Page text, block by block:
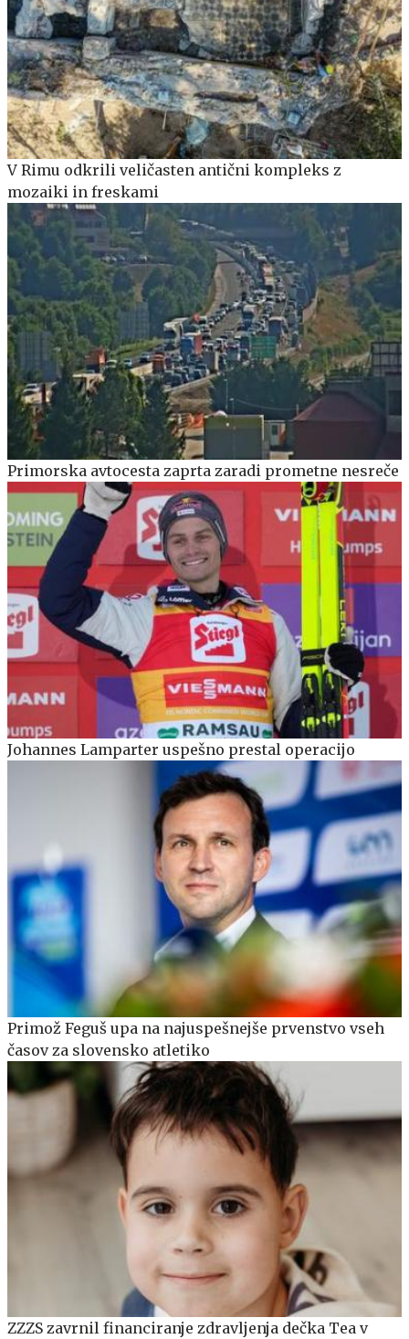
V Rimu odkrili veličasten antični kompleks z
mozaiki in freskami
Primorska avtocesta zaprta zaradi prometne nesreče
Johannes Lamparter uspešno prestal operacijo
Primož Feguš upa na najuspešnejše prvenstvo vseh
časov za slovensko atletiko
ZZZS zavrnil financiranje zdravljenja dečka Tea v